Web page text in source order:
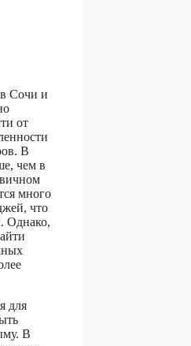
Сочи и
от
В
чем в
много
что
Однако,
для
В